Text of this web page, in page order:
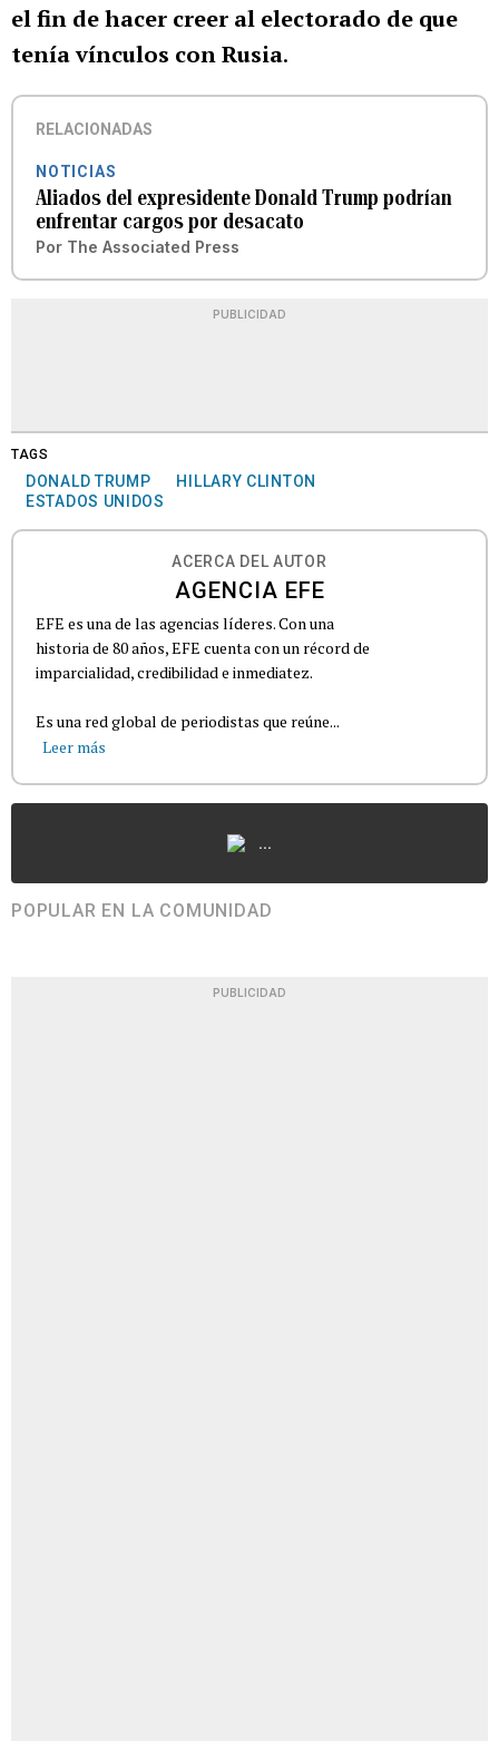
el fin de hacer creer al electorado de que
tenía vínculos con Rusia.
RELACIONADAS
NOTICIAS
Aliados del expresidente Donald Trump podrían
enfrentar cargos por desacato
Por The Associated Press
PUBLICIDAD
TAGS
DONALD TRUMP
HILLARY CLINTON
ESTADOS UNIDOS
ACERCA DEL AUTOR
AGENCIA EFE
EFE es una de las agencias líderes. Con una
historia de 80 años, EFE cuenta con un récord de
imparcialidad, credibilidad e inmediatez.
Es una red global de periodistas que reúne...
Leer más
...
POPULAR EN LA COMUNIDAD
PUBLICIDAD